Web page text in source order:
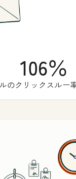
106％
のクリックスルー